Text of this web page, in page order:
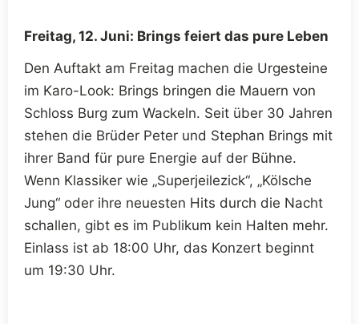
Freitag, 12. Juni: Brings feiert das pure Leben
Den Auftakt am Freitag machen die Urgesteine
im Karo-Look: Brings bringen die Mauern von
Schloss Burg zum Wackeln. Seit über 30 Jahren
stehen die Brüder Peter und Stephan Brings mit
ihrer Band für pure Energie auf der Bühne.
Wenn Klassiker wie „Superjeilezick“, „Kölsche
Jung“ oder ihre neuesten Hits durch die Nacht
schallen, gibt es im Publikum kein Halten mehr.
Einlass ist ab 18:00 Uhr, das Konzert beginnt
um 19:30 Uhr.